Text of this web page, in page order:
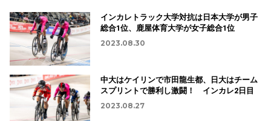
インカレトラック大学対抗は日本大学が男子
総合1位、鹿屋体育大学が女子総合1位
2023.08.30
中大はケイリンで市田龍生都、日大はチーム
スプリントで勝利し激闘！ インカレ2日目
2023.08.27